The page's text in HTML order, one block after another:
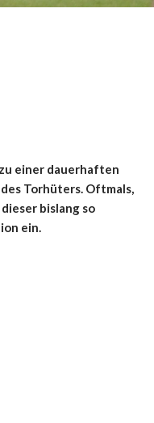
einer dauerhaften
Torhüters. Oftmals,
bislang so
ein.